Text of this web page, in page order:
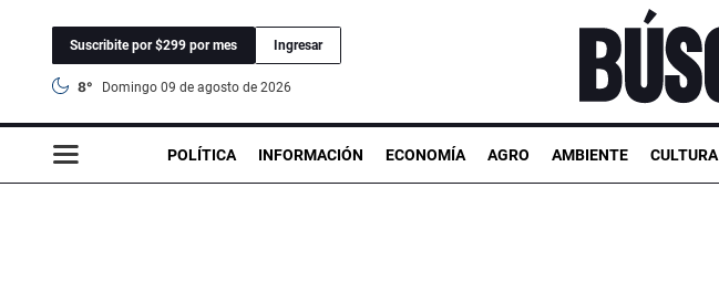
Suscribite por $299 por mes Ingresar
8° domingo 09 de agosto de 2026
POLÍTICA INFORMACIÓN ECONOMÍA AGRO AMBIENTE CULTURA